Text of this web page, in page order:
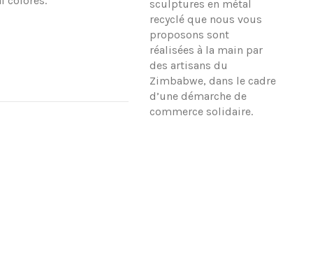
sculptures en métal
recyclé que nous vous
proposons sont
réalisées à la main par
des artisans du
Zimbabwe, dans le cadre
d’une démarche de
commerce solidaire.